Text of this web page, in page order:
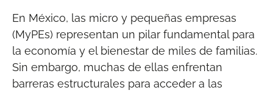
En México, las micro y pequeñas empresas
(MyPEs) representan un pilar fundamental para
la economía y el bienestar de miles de familias.
Sin embargo, muchas de ellas enfrentan
barreras estructurales para acceder a las